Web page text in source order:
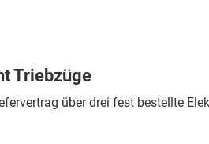
Triebzüge
über drei fest bestellte